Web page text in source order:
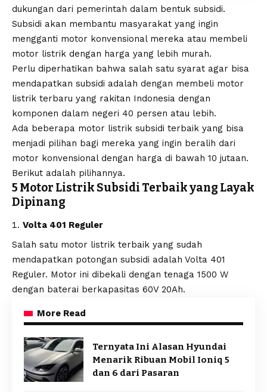
dukungan dari pemerintah dalam bentuk subsidi.
Subsidi akan membantu masyarakat yang ingin
mengganti motor konvensional mereka atau membeli
motor listrik dengan harga yang lebih murah.
Perlu diperhatikan bahwa salah satu syarat agar bisa
mendapatkan subsidi adalah dengan membeli motor
listrik terbaru yang rakitan Indonesia dengan
komponen dalam negeri 40 persen atau lebih.
Ada beberapa motor listrik subsidi terbaik yang bisa
menjadi pilihan bagi mereka yang ingin beralih dari
motor konvensional dengan harga di bawah 10 jutaan.
Berikut adalah pilihannya.
5 Motor Listrik Subsidi Terbaik yang Layak
Dipinang
Volta 401 Reguler
Salah satu motor listrik terbaik yang sudah
mendapatkan potongan subsidi adalah Volta 401
Reguler. Motor ini dibekali dengan tenaga 1500 W
dengan baterai berkapasitas 60V 20Ah.
More Read
Ternyata Ini Alasan Hyundai
Menarik Ribuan Mobil Ioniq 5
dan 6 dari Pasaran